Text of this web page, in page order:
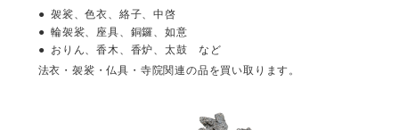
袈裟、色衣、絡子、中啓
輪袈裟、座具、銅鑼、如意
おりん、香木、香炉、太鼓 など
法衣・袈裟・仏具・寺院関連の品を買い取ります。